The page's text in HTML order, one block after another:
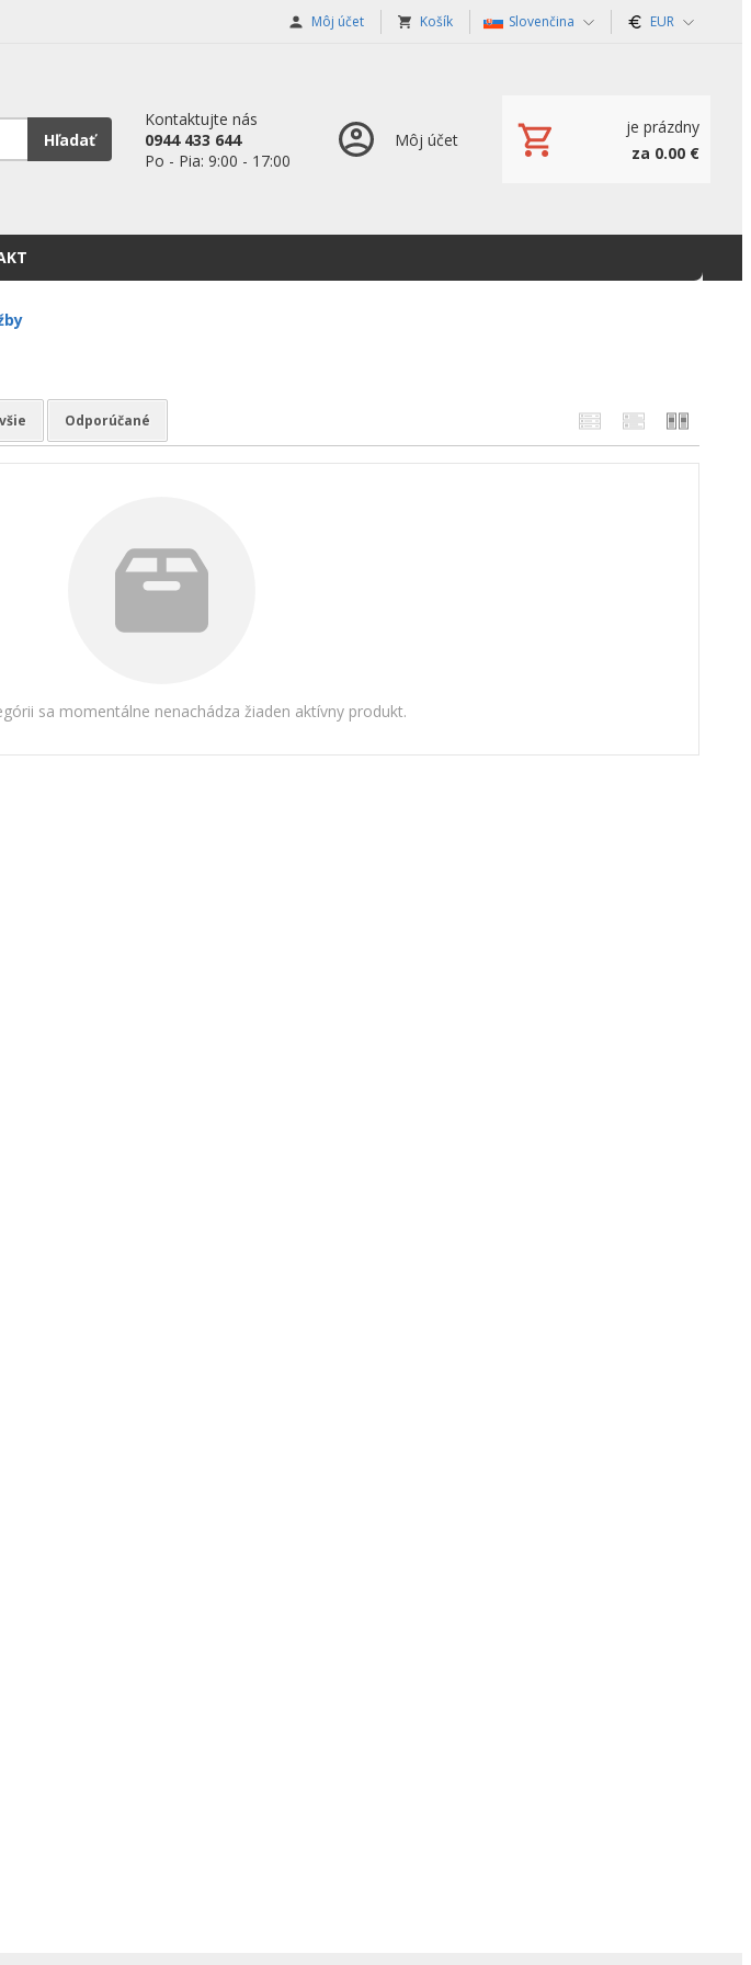
Môj účet Košík Slovenčina EUR
Hľadať
Kontaktujte nás
0944 433 644
Po - Pia: 9:00 - 17:00
Môj účet
je prázdny
za 0.00 €
Odporúčané
sa momentálne nenachádza žiaden aktívny produkt.